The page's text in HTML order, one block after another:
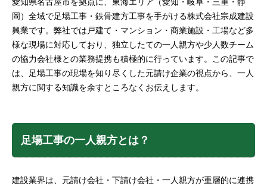
岡）全域で足場工事・鉄骨建方工事を手がける株式会社宗成建設
興業です。弊社では戸建て・マンション・商業施設・工場など多
様な現場に対応しており、独立したての一人親方や少人数チーム
の協力会社様との業務提携も積極的に行っています。この記事で
は、足場工事の現場を知り尽くした元請け企業の視点から、一人
親方に関する知識を余すところなくお伝えします。
足場工事の一人親方とは？
建設業界は、元請け会社・下請け会社・一人親方が重層的に連携